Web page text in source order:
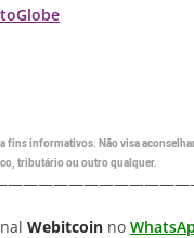
fins informativos. Não visa
tributário ou outro qualquer.
Webitcoin no